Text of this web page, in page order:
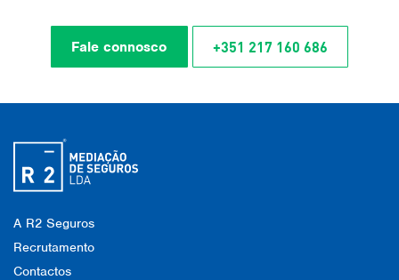
Fale connosco +351 217 160 686
A R2 Seguros
Recrutamento
Contactos